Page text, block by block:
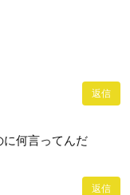
返信
に何言ってんだ
返信